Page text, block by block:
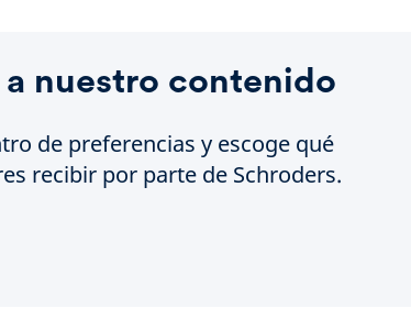
nuestro contenido
de preferencias y escoge qué
recibir por parte de Schroders.